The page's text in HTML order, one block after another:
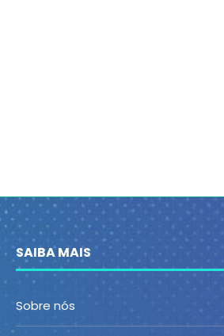
SAIBA MAIS
Sobre nós